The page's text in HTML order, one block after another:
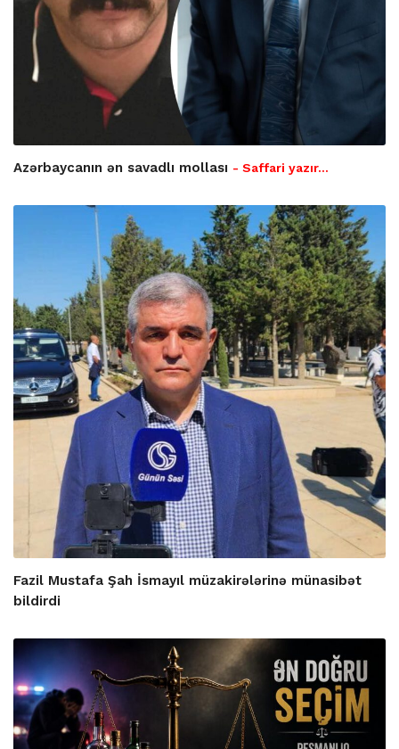
Azərbaycanın ən savadlı mollası - Saffari yazır…
Fazil Mustafa Şah İsmayıl müzakirələrinə münasibət
bildirdi